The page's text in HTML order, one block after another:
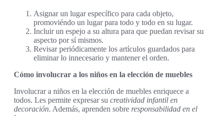
Asignar un lugar específico para cada objeto,
promoviéndo un lugar para todo y todo en su lugar.
Incluir un espejo a su altura para que puedan revisar su
aspecto por sí mismos.
Revisar periódicamente los artículos guardados para
eliminar lo innecesario y mantener el orden.
Cómo involucrar a los niños en la elección de muebles
Involucrar a niños en la elección de muebles enriquece a
todos. Les permite expresar su creatividad infantil en
decoración. Además, aprenden sobre responsabilidad en el